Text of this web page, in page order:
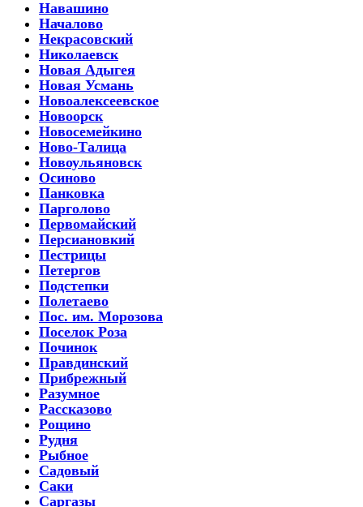
Навашино
Началово
Некрасовский
Николаевск
Новая Адыгея
Новая Усмань
Новоалексеевское
Новоорск
Новосемейкино
Ново-Талица
Новоульяновск
Осиново
Панковка
Парголово
Первомайский
Персиановкий
Пестрицы
Петергов
Подстепки
Полетаево
Пос. им. Морозова
Поселок Роза
Починок
Правдинский
Прибрежный
Разумное
Рассказово
Рощино
Рудня
Рыбное
Садовый
Саки
Саргазы